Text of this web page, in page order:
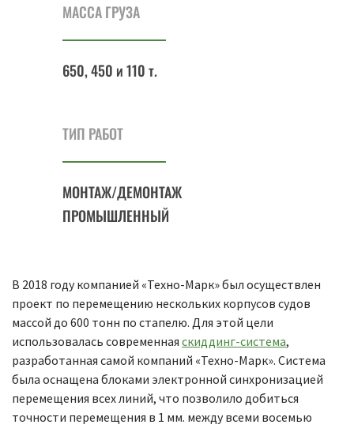
МАССА ГРУЗА
650, 450 и 110 т.
ТИП РАБОТ
МОНТАЖ/ДЕМОНТАЖ
ПРОМЫШЛЕННЫЙ
В 2018 году компанией «Техно-Марк» был осуществлен
проект по перемещению нескольких корпусов судов
массой до 600 тонн по стапелю. Для этой цели
использовалась современная скиддинг-система,
разработанная самой компаний «Техно-Марк». Система
была оснащена блоками электронной синхронизацией
перемещения всех линий, что позволило добиться
точности перемещения в 1 мм. между всеми восемью